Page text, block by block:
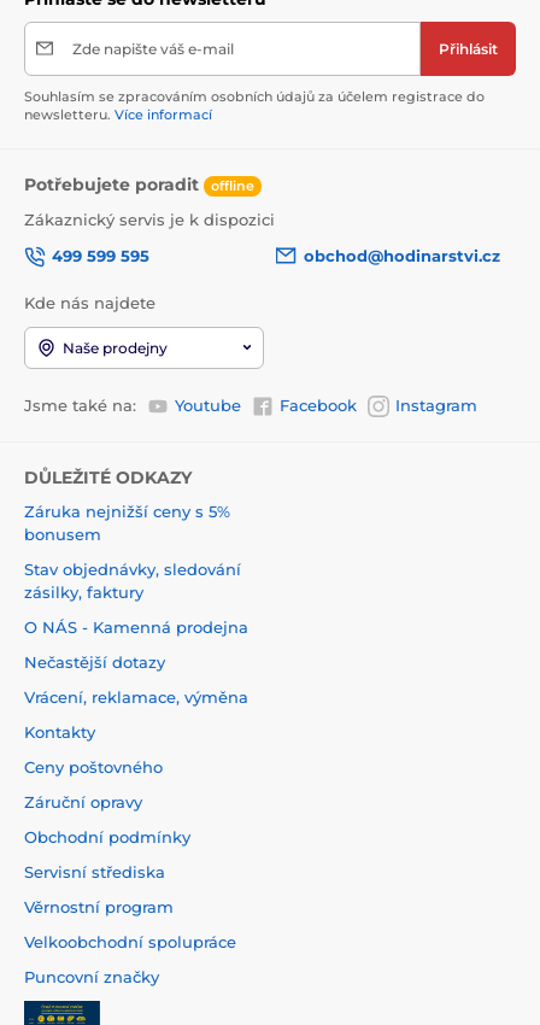
Zde napište váš e-mail Přihlásit
Souhlasím se zpracováním osobních údajů za účelem registrace do
newsletteru. Více informací
Potřebujete poradit offline
Zákaznický servis je k dispozici
499 599 595
obchod@hodinarstvi.cz
Kde nás najdete
Naše prodejny
Jsme také na: Youtube Facebook Instagram
DŮLEŽITÉ ODKAZY
Záruka nejnižší ceny s 5%
bonusem
Stav objednávky, sledování
zásilky, faktury
O NÁS - Kamenná prodejna
Nečastější dotazy
Vrácení, reklamace, výměna
Kontakty
Ceny poštovného
Záruční opravy
Obchodní podmínky
Servisní střediska
Věrnostní program
Velkoobchodní spolupráce
Puncovní značky